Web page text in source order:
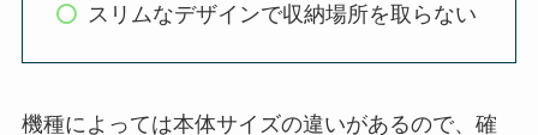
スリムなデザインで収納場所を取らない
機種によっては本体サイズの違いがあるので、確